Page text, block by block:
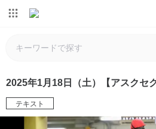
2025年1月18日（土）【アスクセ
テキスト